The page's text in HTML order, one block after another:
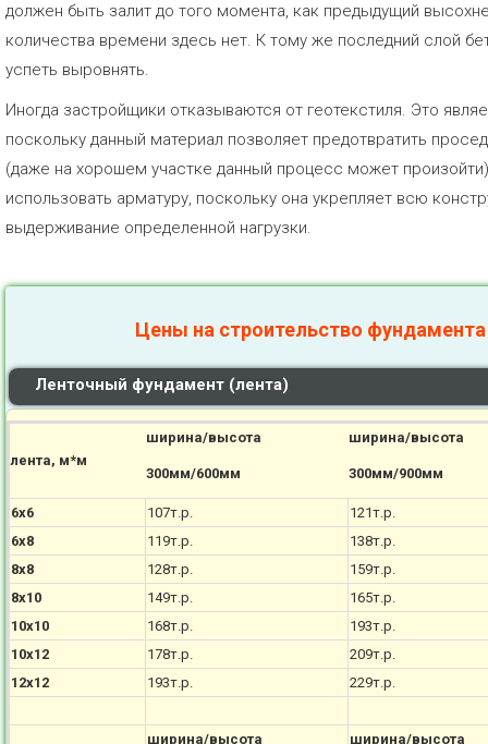
должен быть залит до того момента, как предыдущий
количества времени здесь нет. К тому же последний слой
успеть выровнять.
Иногда застройщики отказываются от геотекстиля. Это
поскольку данный материал позволяет предотвратить
(даже на хорошем участке данный процесс может
использовать арматуру, поскольку она укрепляет всю
выдерживание определенной нагрузки.
Цены на строительство
Ленточный фундамент (лента)
лента, м*м
ширина/высота
300мм/600мм
ширина/высота
300мм/900мм
6х6 107т.р.
121т.р.
6х8
119т.р.
138т.р.
8х8
128т.р.
159т.р.
8х10
149т.р.
165т.р.
10х10
168т.р.
193т.р.
10х12
178т.р.
209т.р.
12х12
193т.р. 229т.р.
ширина/высота ширина/высота